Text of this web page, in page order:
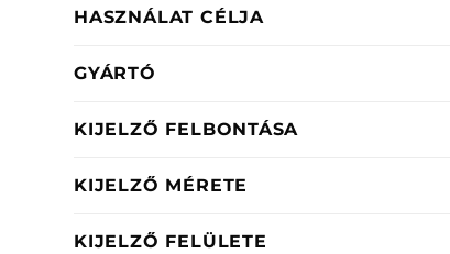
HASZNÁLAT CÉLJA
GYÁRTÓ
KIJELZŐ FELBONTÁSA
KIJELZŐ MÉRETE
KIJELZŐ FELÜLETE